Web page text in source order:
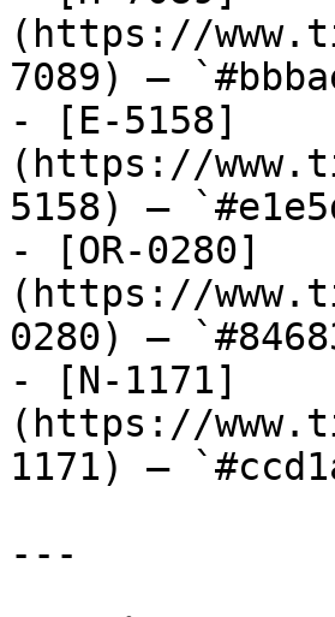
(https://
7089) —
- [E-5158]
(https://
5158) —
- [OR-0280]
(https://
0280) —
- [N-1171]
(https://
1171) —
---